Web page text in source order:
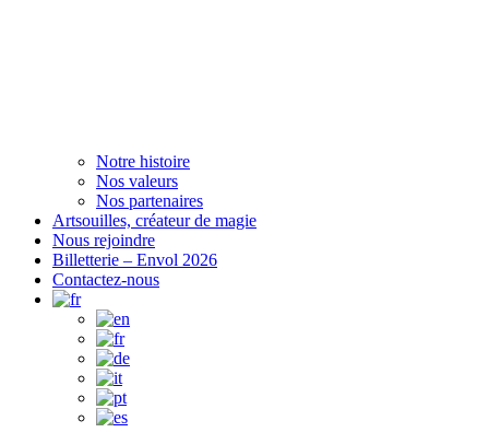
Notre histoire
Nos valeurs
Nos partenaires
Artsouilles, créateur de magie
Nous rejoindre
Billetterie – Envol 2026
Contactez-nous